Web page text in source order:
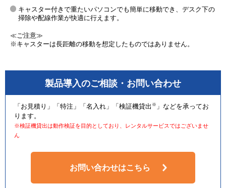
キャスター付きで重たいパソコンでも簡単に移動でき、デスク下の
掃除や配線作業が快適に行えます。
≪ご注意≫
※キャスターは長距離の移動を想定したものではありません。
製品導入のご相談・お問い合わせ
「お見積り」「特注」「名入れ」「検証機貸出 ※ 」などを承ってお
ります。
※検証機貸出は動作検証を目的としており、レンタルサービスではございませ
ん
お問い合わせはこちら